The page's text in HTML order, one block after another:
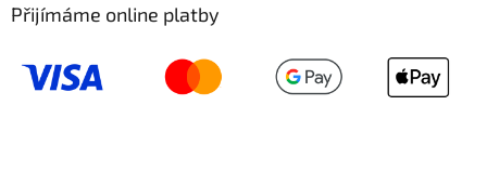
Přijímáme online platby